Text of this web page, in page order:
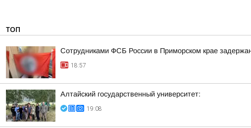
ТОП
Сотрудниками ФСБ России в Приморском крае
18:57
Алтайский государственный университет:
19:08